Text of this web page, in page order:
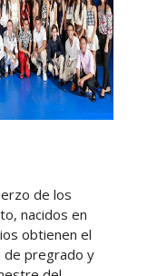
de los
nacidos en
obtienen el
de pregrado y